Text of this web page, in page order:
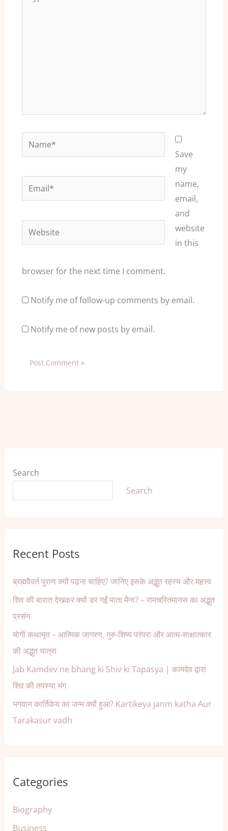
here..
Name*
Email*
Website
Save
my
name,
email,
and
website
in this
browser for the next time I comment.
Notify me of follow-up comments by email.
Notify me of new posts by email.
Search
Search
Recent Posts
ब्रह्मवैवर्त पुराण क्यों पढ़ना चाहिए? जानिए इसके अद्भुत रहस्य और महत्त्व
शिव की बारात देखकर क्यों डर गईं माता मैना? – रामचरितमानस का अद्भुत
प्रसंग
योगी कथामृत – आत्मिक जागरण, गुरु-शिष्य परंपरा और आत्म-साक्षात्कार
की अद्भुत यात्रा
Jab Kamdev ne bhang ki Shiv ki Tapasya | कामदेव द्वारा
शिव की तपस्या भंग
भगवान कार्तिकेय का जन्म क्यों हुआ? Kartikeya janm katha Aur
Tarakasur vadh
Categories
Biography
Business